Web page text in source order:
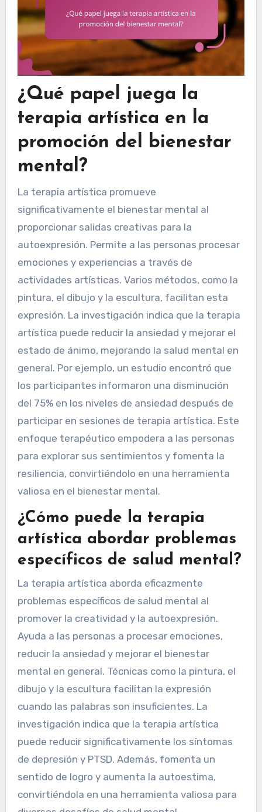
¿Qué papel juega la
terapia artística en la
promoción del bienestar
mental?
La terapia artística promueve
significativamente el bienestar mental al
proporcionar salidas creativas para la
autoexpresión. Permite a las personas procesar
emociones y experiencias a través de
actividades artísticas. Varios métodos, como la
pintura, el dibujo y la escultura, facilitan esta
expresión. La investigación indica que la terapia
artística puede reducir la ansiedad y mejorar el
estado de ánimo, mejorando la salud mental en
general. Por ejemplo, un estudio encontró que
los participantes informaron una disminución
del 75% en los niveles de ansiedad después de
participar en sesiones de terapia artística. Este
enfoque terapéutico empodera a las personas
para explorar sus sentimientos y fomenta la
resiliencia, convirtiéndolo en una herramienta
valiosa en el bienestar mental.
¿Cómo puede la terapia
artística abordar problemas
específicos de salud mental?
La terapia artística aborda eficazmente
problemas específicos de salud mental al
promover la creatividad y la autoexpresión.
Ayuda a las personas a procesar emociones,
reducir la ansiedad y mejorar el bienestar
mental en general. Técnicas como la pintura, el
dibujo y la escultura facilitan la expresión
cuando las palabras son insuficientes. La
investigación indica que la terapia artística
puede reducir significativamente los síntomas
de depresión y PTSD. Además, fomenta un
sentido de logro y aumenta la autoestima,
convirtiéndola en una herramienta valiosa para